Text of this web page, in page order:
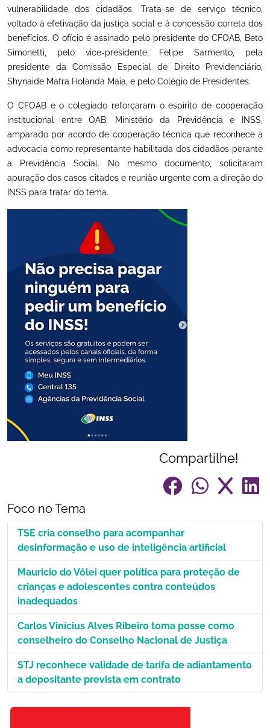
vulnerabilidade dos cidadãos. Trata-se de serviço técnico,
voltado à efetivação da justiça social e à concessão correta dos
benefícios. O ofício é assinado pelo presidente do CFOAB, Beto
Simonetti, pelo vice-presidente, Felipe Sarmento, pela
presidente da Comissão Especial de Direito Previdenciário,
Shynaide Mafra Holanda Maia, e pelo Colégio de Presidentes.
O CFOAB e o colegiado reforçaram o espírito de cooperação
institucional entre OAB, Ministério da Previdência e INSS,
amparado por acordo de cooperação técnica que reconhece a
advocacia como representante habilitada dos cidadãos perante
a Previdência Social. No mesmo documento, solicitaram
apuração dos casos citados e reunião urgente com a direção do
INSS para tratar do tema.
Compartilhe!
Foco no Tema
TSE cria conselho para acompanhar
desinformação e uso de inteligência artificial
Mauricio do Vôlei quer política para proteção de
crianças e adolescentes contra conteúdos
inadequados
Carlos Vinícius Alves Ribeiro toma posse como
conselheiro do Conselho Nacional de Justiça
STJ reconhece validade de tarifa de adiantamento
a depositante prevista em contrato